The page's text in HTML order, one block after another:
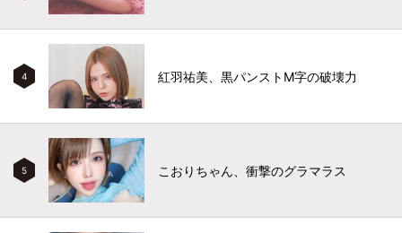
4 紅羽祐美、黒パンストM字の破壊力
5 こおりちゃん、衝撃のグラマラス